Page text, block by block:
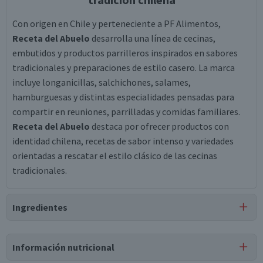
Con origen en Chile y perteneciente a PF Alimentos,
Receta del Abuelo desarrolla una línea de cecinas,
embutidos y productos parrilleros inspirados en sabores
tradicionales y preparaciones de estilo casero. La marca
incluye longanicillas, salchichones, salames,
hamburguesas y distintas especialidades pensadas para
compartir en reuniones, parrilladas y comidas familiares.
Receta del Abuelo destaca por ofrecer productos con
identidad chilena, recetas de sabor intenso y variedades
orientadas a rescatar el estilo clásico de las cecinas
tradicionales.
Ingredientes
Información nutricional